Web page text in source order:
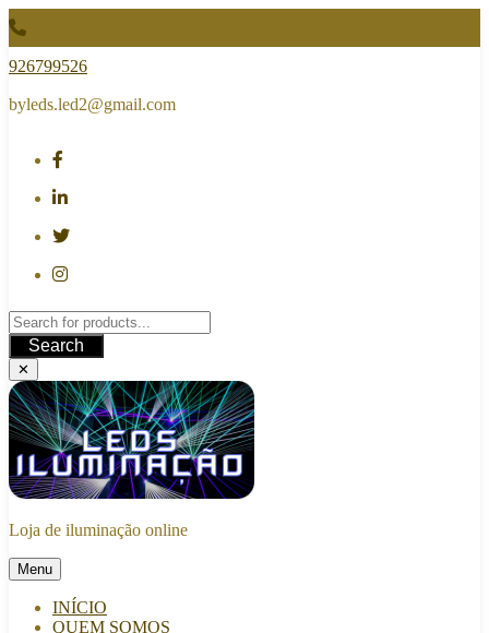
Skip
to
content
926799526
byleds.led2@gmail.com
Search
✕
Loja de iluminação online
Menu
INÍCIO
QUEM SOMOS